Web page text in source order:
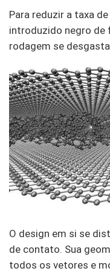
Para reduzir a taxa
introduzido negro de
rodagem se
O design em si se
de contato. Sua
todos os vetores e